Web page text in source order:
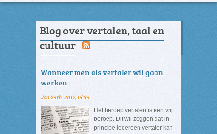
Blog over vertalen, taal en
cultuur
Wanneer men als vertaler wil gaan
werken
Jan 24th, 2017, 15:34
Het beroep vertalen is een vrij
beroep. Dit wil zeggen dat in
principe iedereen vertaler kan